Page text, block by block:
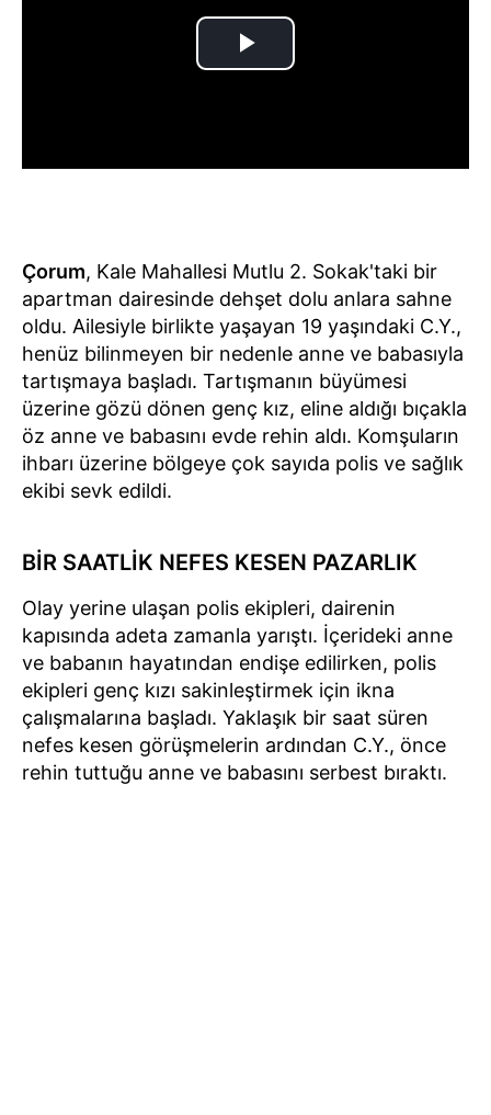
Çorum, Kale Mahallesi Mutlu 2. Sokak'taki bir
apartman dairesinde dehşet dolu anlara sahne
oldu. Ailesiyle birlikte yaşayan 19 yaşındaki C.Y.,
henüz bilinmeyen bir nedenle anne ve babasıyla
tartışmaya başladı. Tartışmanın büyümesi
üzerine gözü dönen genç kız, eline aldığı bıçakla
öz anne ve babasını evde rehin aldı. Komşuların
ihbarı üzerine bölgeye çok sayıda polis ve sağlık
ekibi sevk edildi.
BİR SAATLİK NEFES KESEN PAZARLIK
Olay yerine ulaşan polis ekipleri, dairenin
kapısında adeta zamanla yarıştı. İçerideki anne
ve babanın hayatından endişe edilirken, polis
ekipleri genç kızı sakinleştirmek için ikna
çalışmalarına başladı. Yaklaşık bir saat süren
nefes kesen görüşmelerin ardından C.Y., önce
rehin tuttuğu anne ve babasını serbest bıraktı.